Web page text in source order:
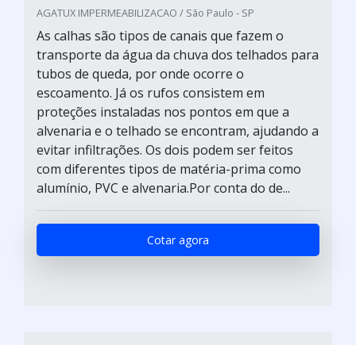
AGATUX IMPERMEABILIZACAO / São Paulo - SP
As calhas são tipos de canais que fazem o
transporte da água da chuva dos telhados para
tubos de queda, por onde ocorre o
escoamento. Já os rufos consistem em
proteções instaladas nos pontos em que a
alvenaria e o telhado se encontram, ajudando a
evitar infiltrações. Os dois podem ser feitos
com diferentes tipos de matéria-prima como
alumínio, PVC e alvenaria.Por conta do de...
Cotar agora